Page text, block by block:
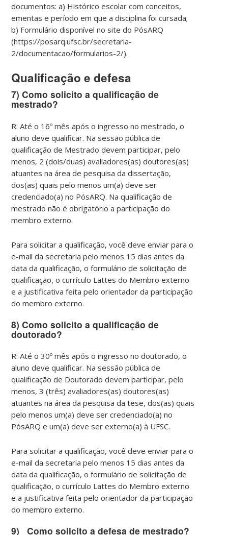
documentos: a) Histórico escolar com conceitos,
ementas e período em que a disciplina foi cursada;
b) Formulário disponível no site do PósARQ
(https://posarq.ufsc.br/secretaria-
2/documentacao/formularios-2/).
Qualificação e defesa
7)Como solicito a qualificação de
mestrado?
R: Até o 16º mês após o ingresso no mestrado, o
aluno deve qualificar. Na sessão pública de
qualificação de Mestrado devem participar, pelo
menos, 2 (dois/duas) avaliadores(as) doutores(as)
atuantes na área de pesquisa da dissertação,
dos(as) quais pelo menos um(a) deve ser
credenciado(a) no PósARQ. Na qualificação de
mestrado não é obrigatório a participação do
membro externo.
Para solicitar a qualificação, você deve enviar para o
e-mail da secretaria pelo menos 15 dias antes da
data da qualificação, o formulário de solicitação de
qualificação, o currículo Lattes do Membro externo
e a justificativa feita pelo orientador da participação
do membro externo.
8) Como solicito a qualificação de
doutorado?
R: Até o 30º mês após o ingresso no doutorado, o
aluno deve qualificar. Na sessão pública de
qualificação de Doutorado devem participar, pelo
menos, 3 (três) avaliadores(as) doutores(as)
atuantes na área da pesquisa da tese, dos(as) quais
pelo menos um(a) deve ser credenciado(a) no
PósARQ e um(a) deve ser externo(a) à UFSC.
Para solicitar a qualificação, você deve enviar para o
e-mail da secretaria pelo menos 15 dias antes da
data da qualificação, o formulário de solicitação de
qualificação, o currículo Lattes do Membro externo
e a justificativa feita pelo orientador da participação
do membro externo.
9) Como solicito a defesa de mestrado?